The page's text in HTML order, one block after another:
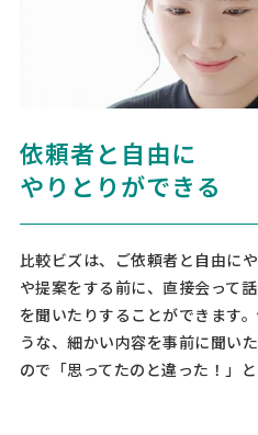
依頼者と自由に
やりとりができる
比較ビズは、ご依頼者と自由に
や提案をする前に、直接会って
を聞いたりすることができます
うな、細かい内容を事前に聞い
ので「思ってたのと違った！」
イベントグッズ
キャップ、バッ
製造会社 > 縫製工場・
総額予算 相談して決めたい
[依頼・相談したい業務内容] 縫製
ャツ ジャケット アンダーウェア 帽
内容] ・多品目、少量生産で行って
【鉄・L曲げ加
属・金型製造加